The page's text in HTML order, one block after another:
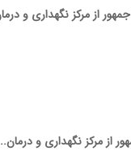
از مرکز نگهداری و درمان...